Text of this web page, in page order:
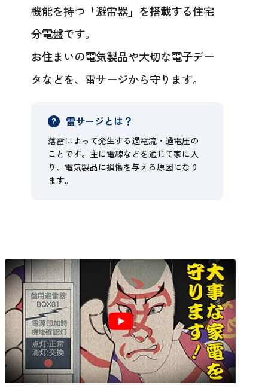
機能を持つ「避雷器」を搭載する住宅
分電盤です。
お住まいの電気製品や大切な電子デー
タなどを、雷サージから守ります。
雷サージとは？
落雷によって発生する過電流・過電圧の
ことです。主に電線などを通じて家に入
り、電気製品に損傷を与える原因になり
ます。